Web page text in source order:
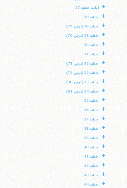
+ ادامه خطبه 27
+ خطبه 28
+ خطبه 28 (درس 75)
+ خطبه 29 (درس 76)
+ خطبه 30
+ خطبه 31
+ خطبه 32 (درس 78)
+ خطبه 32 (درس 79)
+ خطبه 33 (درس 80)
+ خطبه 34 (درس 81)
+ خطبه 35
+ خطبه 36
+ خطبه 37
+ خطبه 38
+ خطبه 39
+ خطبه 40
+ خطبه 41
+ خطبه 42
+ خطبه 43
+ خطبه 44